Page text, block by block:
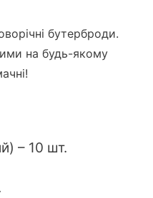
бутерброди.
на будь-якому
– 10 шт.